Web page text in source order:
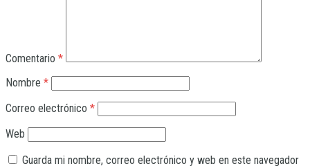
Comentario *
Nombre *
Correo electrónico *
Web
Guarda mi nombre, correo electrónico y web en este navegador